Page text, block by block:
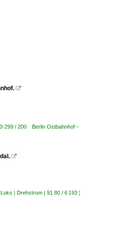

299 / 200 Berlin Ostbahnhof –

| Drehstrom | 91 80 / 6 193 ¦